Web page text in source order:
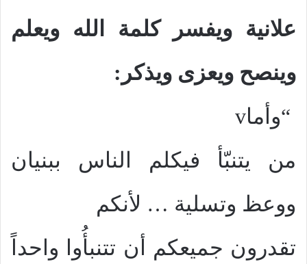
علانية ويفسر كلمة الله ويعلم
وينصح ويعزى ويذكر:
v“وأما
من يتنبّأ فيكلم الناس ببنيان
ووعظ وتسلية … لأنكم
تقدرون جميعكم أن تتنبأُوا واحداً